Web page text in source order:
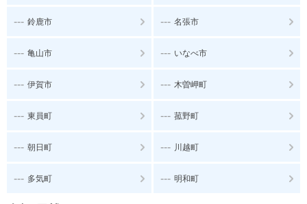
--- 鈴鹿市 --- 名張市
--- 亀山市 --- いなべ市
--- 伊賀市 --- 木曽岬町
--- 東員町 --- 菰野町
--- 朝日町 --- 川越町
--- 多気町 --- 明和町